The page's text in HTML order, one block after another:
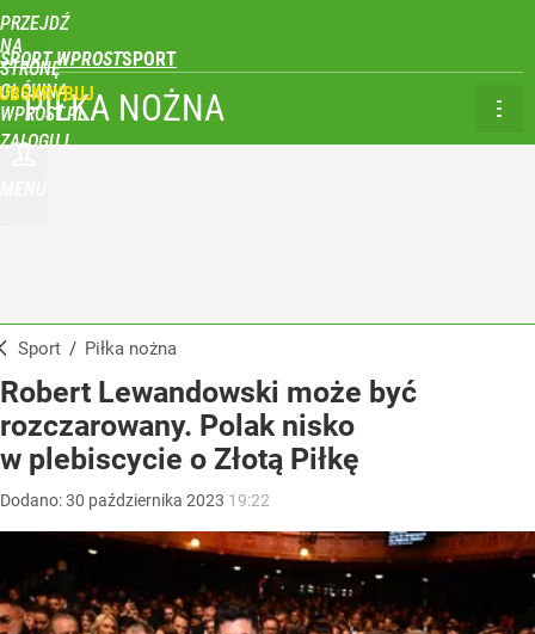
PRZEJDŹ
NA
STRONĘ
GŁÓWNĄ
WPROST.PL
SPORT WPROST
ZALOGUJ
PIŁKA NOŻNA
Sport / Piłka nożna
Robert Lewandowski może być
rozczarowany. Polak nisko
w plebiscycie o Złotą Piłkę
Dodano:30 października 2023 19:22